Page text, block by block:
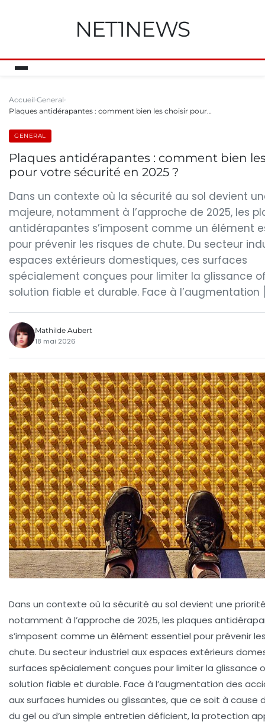
NET1NEWS
Accueil General
Plaques antidérapantes : comment bien les choisir pour…
GENERAL
Plaques antidérapantes : comment bien
pour votre sécurité en 2025 ?
Dans un contexte où la sécurité au sol devient
majeure, notamment à l’approche de 2025, les
antidérapantes s’imposent comme un élément
pour prévenir les risques de chute. Du secteur
espaces extérieurs domestiques, ces surfaces
spécialement conçues pour limiter la glissance
solution fiable et durable. Face à l’augmentation
Mathilde Aubert
18 mai 2026
Dans un contexte où la sécurité au sol devient une
notamment à l’approche de 2025, les plaques
s’imposent comme un élément essentiel pour prévenir
chute. Du secteur industriel aux espaces extérieurs
surfaces spécialement conçues pour limiter la glissance
solution fiable et durable. Face à l’augmentation des
aux surfaces humides ou glissantes, que ce soit à cause
du gel ou d’un simple entretien déficient, la protection